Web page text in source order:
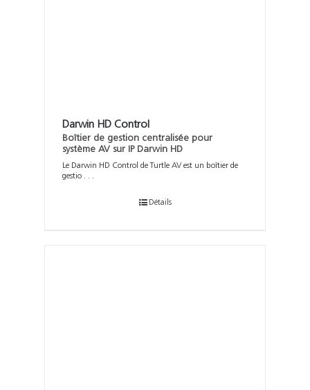
Darwin HD Control
Boîtier de gestion centralisée pour
système AV sur IP Darwin HD
Le Darwin HD Control de Turtle AV est un boîtier de
gestio . . .
Détails